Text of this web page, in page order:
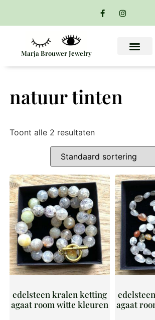
Marja Brouwer Jewelry
natuur tinten
Toont alle 2 resultaten
edelsteen kralen ketting
agaat room witte kleuren
agaat